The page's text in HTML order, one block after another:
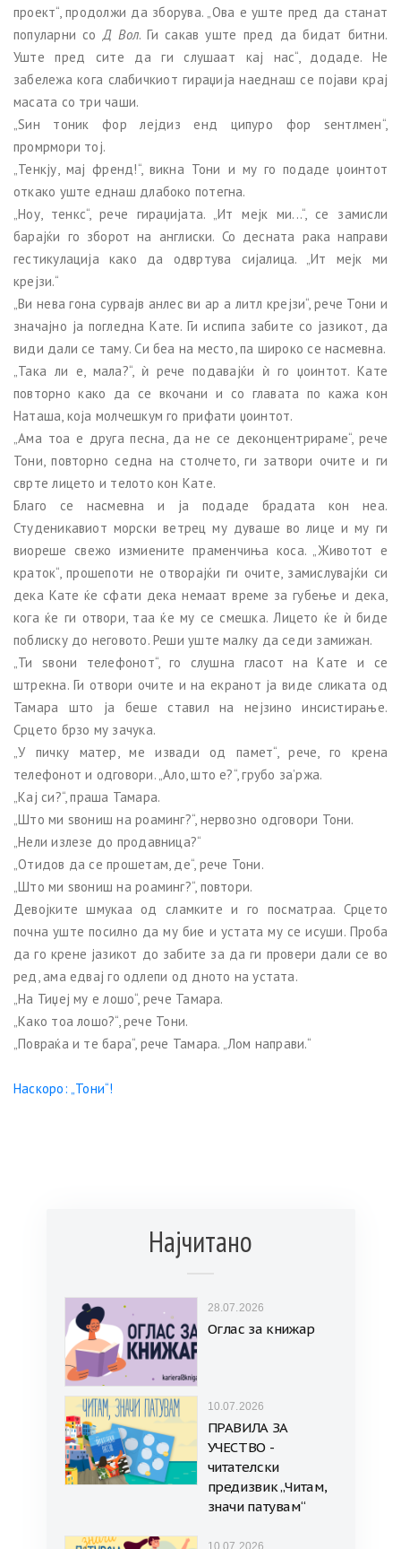
проект“, продолжи да зборува. „Ова е уште пред да станат
популарни соД Вол. Ги сакав уште пред да бидат битни.
Уште пред сите да ги слушаат кај нас“, додаде. Не
забележа кога слабичкиот гираџија наеднаш се појави крај
масата со три чаши.
„Sин тоник фор лејдиз енд ципуро фор ѕентлмен“,
промрмори тој.
„Тенкју, мај френд!“, викна Тони и му го подаде џоинтот
откако уште еднаш длабоко потегна.
„Ноу, тенкс“, рече гираџијата. „Ит мејк ми...“, се замисли
барајќи го зборот на англиски. Со десната рака направи
гестикулација како да одвртува сијалица. „Ит мејк ми
крејзи.“
„Ви нева гона сурвајв анлес ви ар а литл крејзи“, рече Тони и
значајно ја погледна Кате. Ги испипа забите со јазикот, да
види дали се таму. Си беа на место, па широко се насмевна.
„Така ли е, мала?“, ѝ рече подавајќи ѝ го џоинтот. Кате
повторно како да се вкочани и со главата по кажа кон
Наташа, која молчешкум го прифати џоинтот.
„Ама тоа е друга песна, да не се деконцентрираме“, рече
Тони, повторно седна на столчето, ги затвори очите и ги
сврте лицето и телото кон Кате.
Благо се насмевна и ја подаде брадата кон неа.
Студеникавиот морски ветрец му дуваше во лице и му ги
виореше свежо измиените праменчиња коса. „Животот е
краток“, прошепоти не отворајќи ги очите, замислувајќи си
дека Кате ќе сфати дека немаат време за губење и дека,
кога ќе ги отвори, таа ќе му се смешка. Лицето ќе ѝ биде
поблиску до неговото. Реши уште малку да седи замижан.
„Ти ѕвони телефонот“, го слушна гласот на Кате и се
штрекна. Ги отвори очите и на екранот ја виде сликата од
Тамара што ја беше ставил на нејзино инсистирање.
Срцето брзо му зачука.
„У пичку матер, ме извади од памет“, рече, го крена
телефонот и одговори. „Ало, што е?“, грубо за’ржа.
„Кај си?“, праша Тамара.
„Што ми ѕвониш на роаминг?“, нервозно одговори Тони.
„Нели излезе до продавница?“
„Отидов да се прошетам, де“, рече Тони.
„Што ми ѕвониш на роаминг?“, повтори.
Девојките шмукаа од сламките и го посматраа. Срцето
почна уште посилно да му бие и устата му се исуши. Проба
да го крене јазикот до забите за да ги провери дали се во
ред, ама едвај го одлепи од дното на устата.
„На Тиџеј му е лошо“, рече Тамара.
„Како тоа лошо?“, рече Тони.
„Повраќа и те бара“, рече Тамара. „Лом направи.“
Наскоро: „Тони“!
Најчитано
28.07.2026
Оглас за книжар
10.07.2026
ПРАВИЛА ЗА
УЧЕСТВО -
читателски
предизвик „Читам,
значи патувам“
10.07.2026